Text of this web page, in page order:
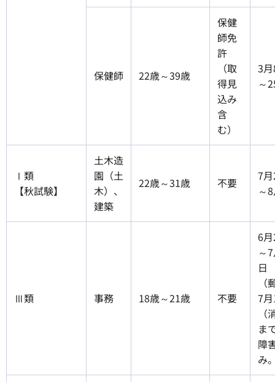
保健師 22歳～39歳
保健
師免
許
（取
得見
込み
含
む）
3
～
Ⅰ類
【秋試験】
土木造
園（土
木）、
建築
22歳～31歳 不要
7
～
Ⅲ類 事務 18歳～21歳 不要
6
～
日
7
ま
障
み